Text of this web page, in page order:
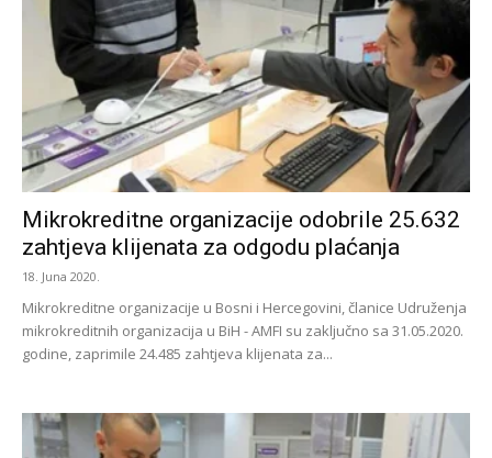
Mikrokreditne organizacije odobrile 25.632
zahtjeva klijenata za odgodu plaćanja
18. Juna 2020.
Mikrokreditne organizacije u Bosni i Hercegovini, članice Udruženja
mikrokreditnih organizacija u BiH - AMFI su zaključno sa 31.05.2020.
godine, zaprimile 24.485 zahtjeva klijenata za...